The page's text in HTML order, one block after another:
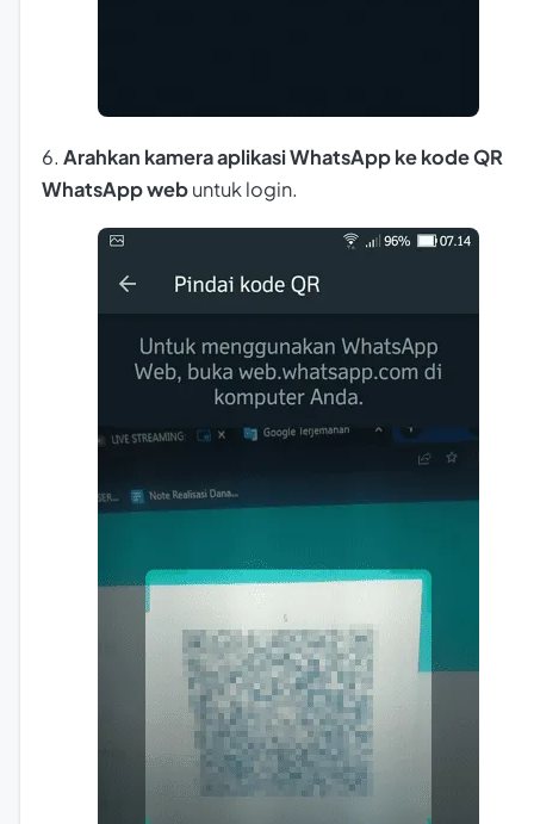
6. Arahkan kamera aplikasi WhatsApp ke kode QR
WhatsApp webuntuk login.